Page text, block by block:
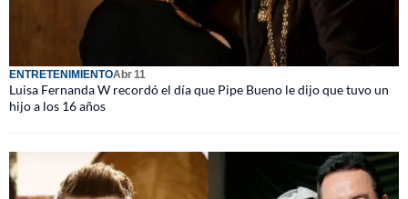
ENTRETENIMIENTOAbr 11
Luisa Fernanda W recordó el día que Pipe Bueno le dijo que tuvo un
hijo a los 16 años